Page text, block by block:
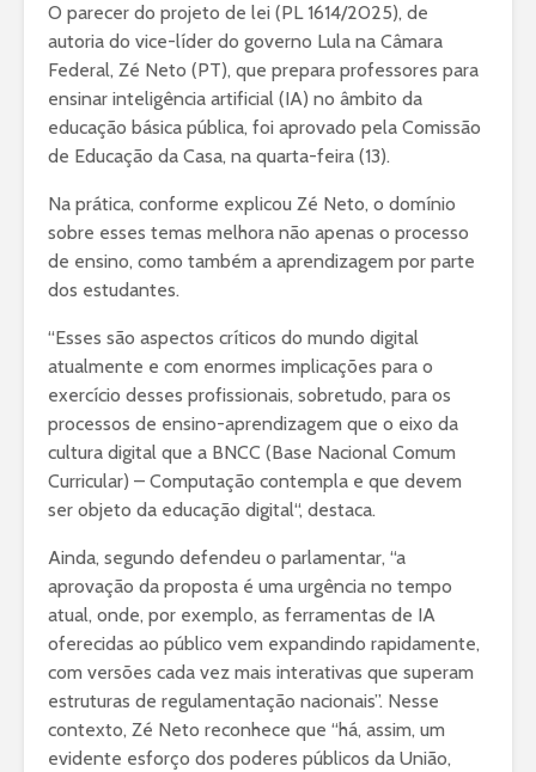
O parecer do projeto de lei (PL 1614/2025), de
autoria do vice-líder do governo Lula na Câmara
Federal, Zé Neto (PT), que prepara professores para
ensinar inteligência artificial (IA) no âmbito da
educação básica pública, foi aprovado pela Comissão
de Educação da Casa, na quarta-feira (13).
Na prática, conforme explicou Zé Neto, o domínio
sobre esses temas melhora não apenas o processo
de ensino, como também a aprendizagem por parte
dos estudantes.
“Esses são aspectos críticos do mundo digital
atualmente e com enormes implicações para o
exercício desses profissionais, sobretudo, para os
processos de ensino-aprendizagem que o eixo da
cultura digital que a BNCC (Base Nacional Comum
Curricular) – Computação contempla e que devem
ser objeto da educação digital“, destaca.
Ainda, segundo defendeu o parlamentar, “a
aprovação da proposta é uma urgência no tempo
atual, onde, por exemplo, as ferramentas de IA
oferecidas ao público vem expandindo rapidamente,
com versões cada vez mais interativas que superam
estruturas de regulamentação nacionais”. Nesse
contexto, Zé Neto reconhece que “há, assim, um
evidente esforço dos poderes públicos da União,